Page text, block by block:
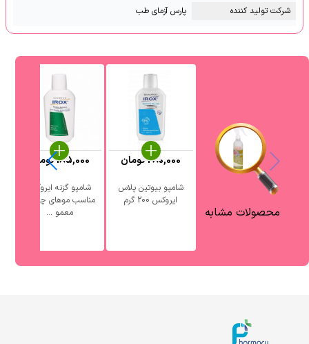
شرکت تولید کننده پارس آزمای طب
محصولات مشابه
شامپو بیوتین پلاس
ایروکس 200 گرم
280,000تومان
شامپو گزنه ایروکس
مناسب موهای چرب و
معمو ...
185,000تومان